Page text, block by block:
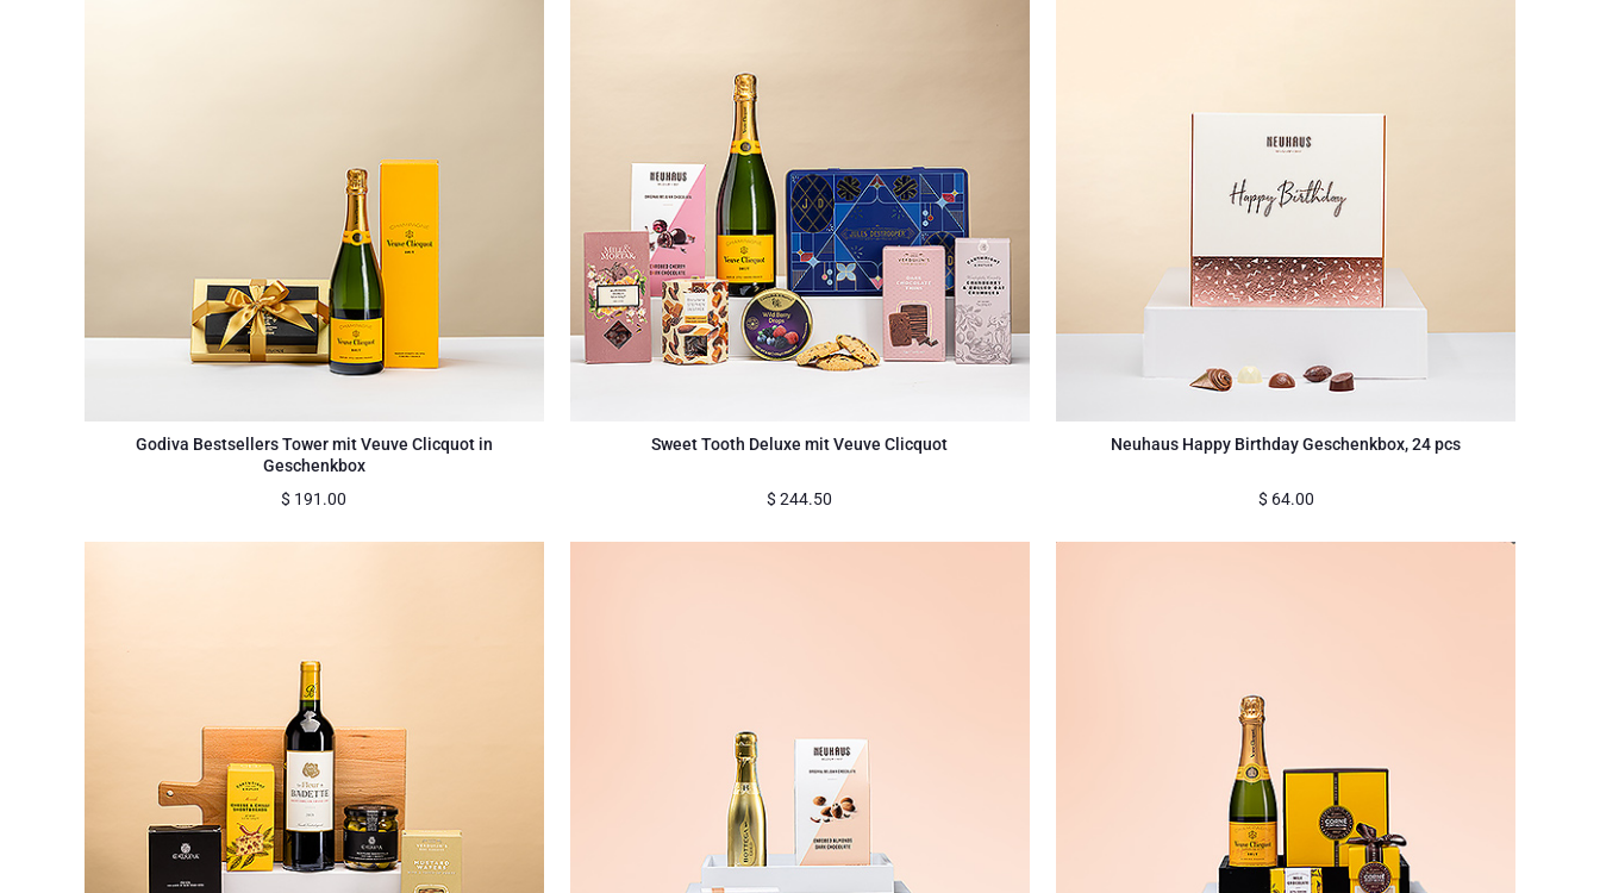
Godiva Bestsellers Tower mit Veuve Clicquot in
Geschenkbox
$ 191.00
Sweet Tooth Deluxe mit Veuve Clicquot
$ 244.50
Neuhaus Happy Birthday Geschenkbox, 24 pcs
$ 64.00